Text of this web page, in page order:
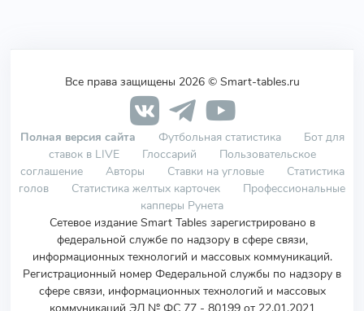
Все права защищены 2026 © Smart-tables.ru
Полная версия сайта Футбольная статистика
Бот для
ставок в LIVE
Глоссарий
Пользовательское
соглашение
Авторы Ставки на угловые
Статистика
голов
Статистика желтых карточек
Профессиональные
капперы Рунета
Сетевое издание Smart Tables зарегистрировано в
федеральной службе по надзору в сфере связи,
информационных технологий и массовых коммуникаций.
Регистрационный номер Федеральной службы по надзору в
сфере связи, информационных технологий и массовых